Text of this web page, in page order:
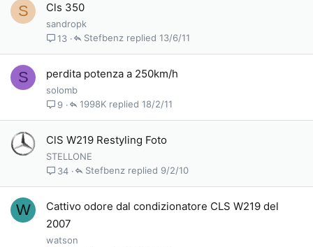
S Cls 350
sandropk
13
13/6/11
Stefbenz
S perdita potenza a 250km/h
solomb
9
18/2/11
1998K
ClS W219 Restyling Foto
STELLONE
34
9/2/10
Stefbenz
W
Cattivo odore dal condizionatore CLS W219 del
2007
watson